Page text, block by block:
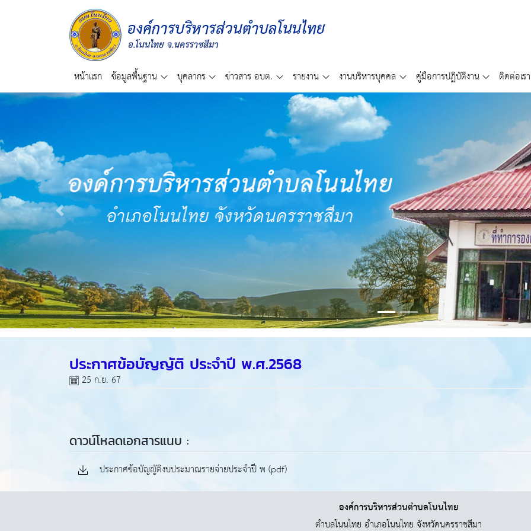
หน้าแรก ข้อมูลพื้นฐาน บุคลากร ข่าวสาร อบต. รายงาน งานบริหารบุคคล คู่มือการปฏิบัติงาน ติดต่อเรา
Previous
ประกาศข้อบัญญัติ ประจำปี พ.ศ.2568
25 ก.ย. 67
ดาวน์โหลดเอกสารแนบ :
ประกาศข้อบัญญัติงบประมาณรายจ่ายประจำปี พ (pdf)
องค์การบริหารส่วนตำบลโนนไทย
ตำบลโนนไทย อำเภอโนนไทย จังหวัดนครราชสีมา